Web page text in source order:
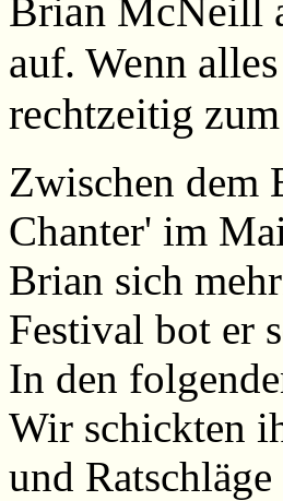
Brian McNeill
auf. Wenn
rechtzeitig
Zwischen dem
Chanter' im
Brian sich
Festival bot er
In den
Wir schickten
und